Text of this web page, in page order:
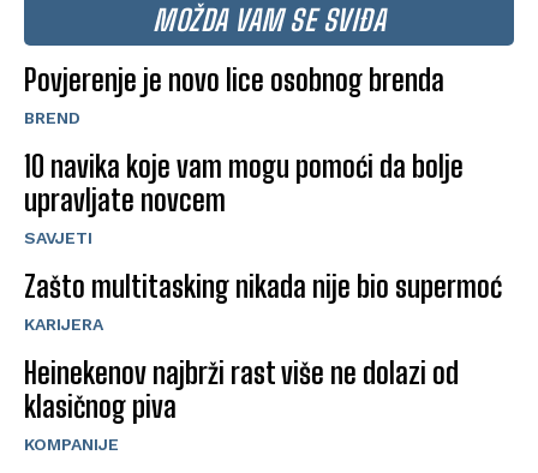
MOŽDA VAM SE SVIĐA
Povjerenje je novo lice osobnog brenda
BREND
10 navika koje vam mogu pomoći da bolje
upravljate novcem
SAVJETI
Zašto multitasking nikada nije bio supermoć
KARIJERA
Heinekenov najbrži rast više ne dolazi od
klasičnog piva
KOMPANIJE